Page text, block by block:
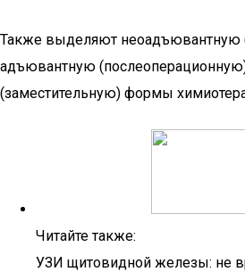
Также выделяют неоадъювантную
адъювантную
(заместительную) формы
Читайте также:
УЗИ щитовидной железы: не